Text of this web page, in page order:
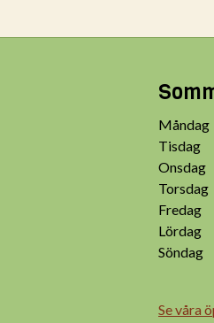
Tisdag
Fredag
Lördag
Söndag
Se våra